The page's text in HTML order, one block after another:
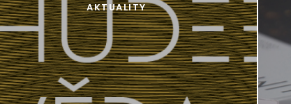
AKTUALITY